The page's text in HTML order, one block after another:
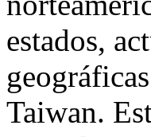
estados,
Taiwan.